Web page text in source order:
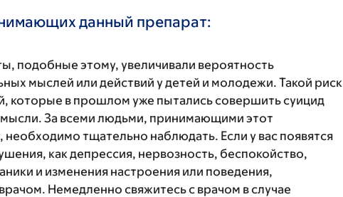
данный препарат:
подобные этому, увеличивали вероятность
мыслей или действий у детей и молодежи. Такой риск
которые в прошлом уже пытались совершить суицид
За всеми людьми, принимающими этот
тщательно наблюдать. Если у вас появятся
как депрессия, нервозность, беспокойство,
и изменения настроения или поведения,
Немедленно свяжитесь с врачом в случае